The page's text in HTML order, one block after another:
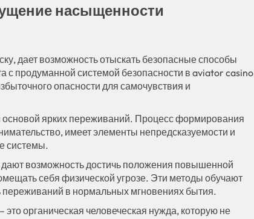
насыщенности
дает возможность отыскать безопасные способы
с продуманной системой безопасности в aviator casino
опасности для самочувствия и
основой ярких переживаний. Процесс формирования
имеет элементы непредсказуемости и
системы.
возможность достичь положения повышенной
себя физической угрозе. Эти методы обучают
в нормальных мгновениях бытия.
органическая человеческая нужда, которую не